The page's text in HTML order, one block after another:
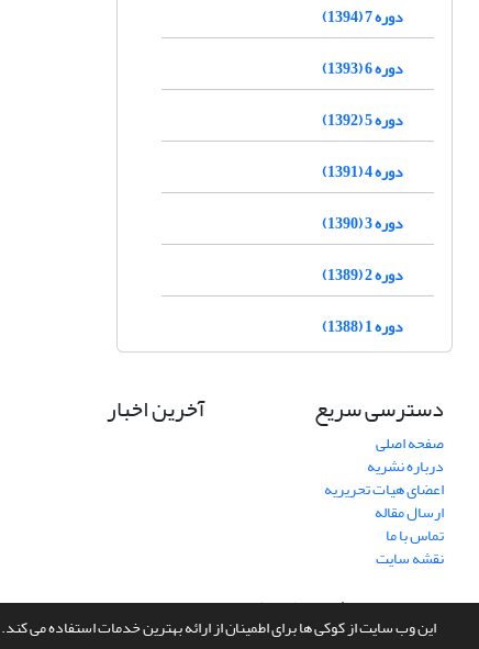
این وب سایت از کوکی ها برای اطمینان از ارائه بهترین خدمات استفاده می کند.
دوره 7 (1394)
دوره 6 (1393)
دوره 5 (1392)
دوره 4 (1391)
دوره 3 (1390)
دوره 2 (1389)
دوره 1 (1388)
دسترسی سریع
صفحه اصلی
درباره نشریه
اعضای هیات تحریریه
ارسال مقاله
تماس با ما
نقشه سایت
آخرین اخبار
سامانه مدیریت نشریات علمی.طراحی و پیاده سازی ازسیناوب